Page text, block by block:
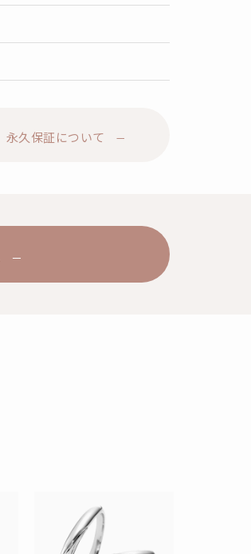
永久保証について